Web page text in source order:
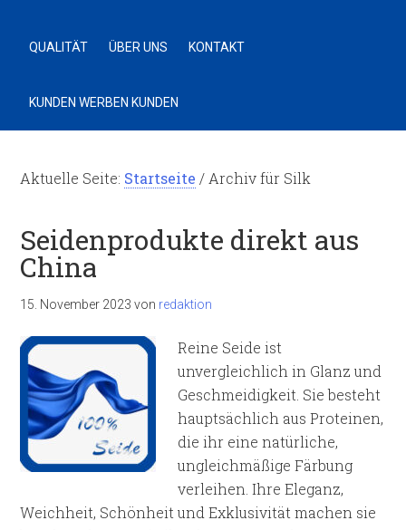
QUALITÄT ÜBER UNS KONTAKT
KUNDEN WERBEN KUNDEN
Aktuelle Seite: Startseite / Archiv für Silk
Seidenprodukte direkt aus
China
15. November 2023 von redaktion
Reine Seide ist
unvergleichlich in Glanz und
Geschmeidigkeit. Sie besteht
hauptsächlich aus Proteinen,
die ihr eine natürliche,
ungleichmäßige Färbung
verleihen. Ihre Eleganz,
Weichheit, Schönheit und Exklusivität machen sie